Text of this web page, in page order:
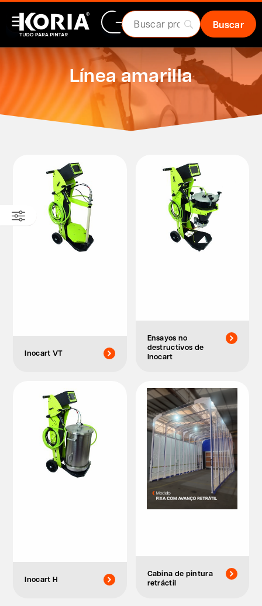
Línea amarilla
Inocart VT
Ensayos no
destructivos de
Inocart
Inocart H
Cabina de pintura
retráctil